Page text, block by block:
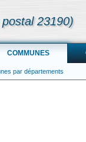
23190)
COMMUNES
par départements